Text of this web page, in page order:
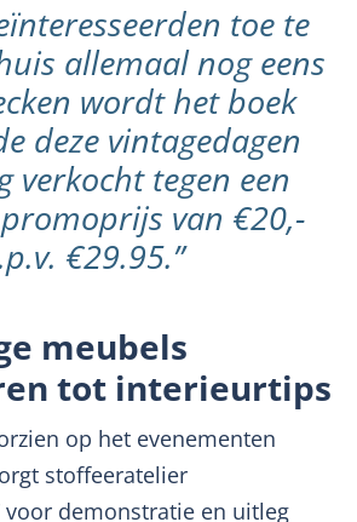
toe te
allemaal nog eens
wordt het boek
deze vintagedagen
verkocht tegen een
van €20,-
€29.95.”
meubels
tot interieurtips
op het evenementen
stoffeeratelier
voor demonstratie en uitleg